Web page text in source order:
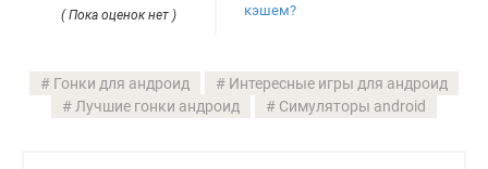
( Пока оценок нет )
кэшем?
Гонки для андроид
Интересные игры для андроид
Лучшие гонки андроид
Симуляторы android